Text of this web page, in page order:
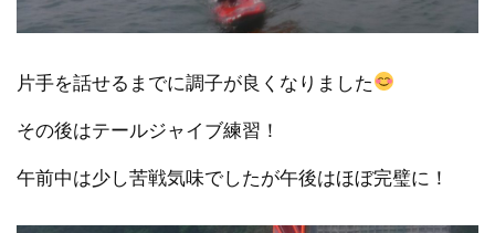
片手を話せるまでに調子が良くなりました
その後はテールジャイブ練習！
午前中は少し苦戦気味でしたが午後はほぼ完璧に！